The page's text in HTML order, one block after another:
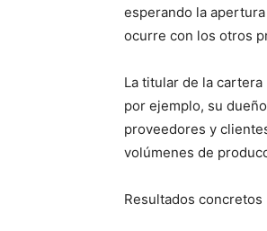
esperando la
ocurre con los otros
La titular de la
por ejemplo, su
proveedores y
volúmenes de
Resultados concretos